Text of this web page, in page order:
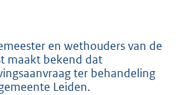
b
en wethouders van de
maakt bekend dat
ter behandeling
Leiden.